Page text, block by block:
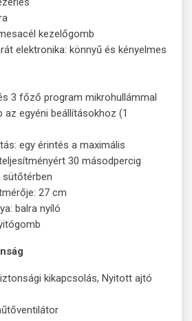
kezelőgomb
elektronika: könnyű és kényelmes
3 főző program mikrohullámmal
az egyéni beállításokhoz (1
egy érintés a maximális
30 másodpercig
sütőtérben
27 cm
balra nyíló
kikapcsolás, Nyitott ajtó